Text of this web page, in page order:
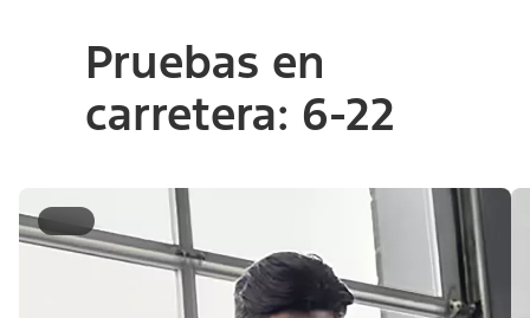
Pruebas en
carretera: 6-22
6-10